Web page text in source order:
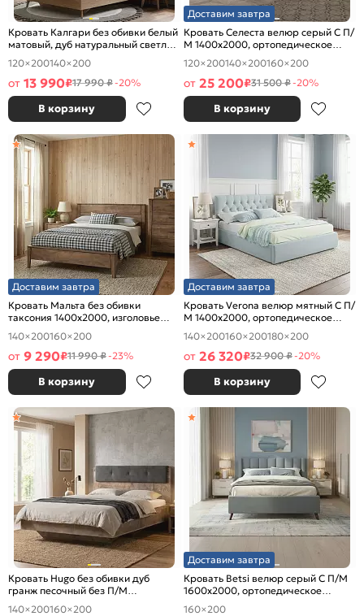
Кровать Калгари без обивки белый
матовый, дуб натуральный светлый
1400x2000, изголовье жесткое
120×200140×200
от 13 990₽17 990 ₽-20%
В корзину
Доставим завтра
Кровать Селеста велюр серый С П/
М 1400x2000, ортопедическое
основание, изголовье мягкое
120×200140×200160×200
от 25 200₽31 500 ₽-20%
В корзину
Доставим завтра
Кровать Мальта без обивки
таксония 1400x2000, изголовье
жесткое
140×200160×200
от 9 290₽11 990 ₽-23%
В корзину
Доставим завтра
Кровать Verona велюр мятный С П/
М 1400x2000, ортопедическое
основание, изголовье мягкое
140×200160×200180×200
от 26 320₽32 900 ₽-20%
В корзину
Кровать Hugo без обивки дуб
гранж песочный без П/М
1400x2000, изголовье жесткое
140×200160×200
Доставим завтра
Кровать Betsi велюр серый С П/М
1600x2000, ортопедическое
основание, изголовье мягкое
160×200